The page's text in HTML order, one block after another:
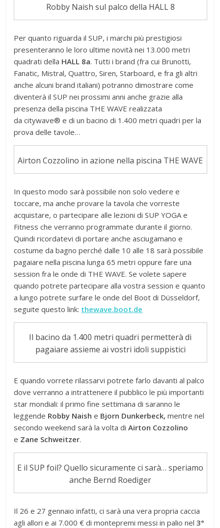
Robby Naish sul palco della HALL 8
Per quanto riguarda il SUP, i marchi più prestigiosi
presenteranno le loro ultime novità nei 13.000 metri
quadrati della HALL 8a. Tutti i brand (fra cui Brunotti,
Fanatic, Mistral, Quattro, Siren, Starboard, e fra gli altri
anche alcuni brand italiani) potranno dimostrare come
diventerà il SUP nei prossimi anni anche grazie alla
presenza della piscina THE WAVE realizzata
da citywave® e di un bacino di 1.400 metri quadri per la
prova delle tavole…
Airton Cozzolino in azione nella piscina THE WAVE
In questo modo sarà possibile non solo vedere e
toccare, ma anche provare la tavola che vorreste
acquistare, o partecipare alle lezioni di SUP YOGA e
Fitness che verranno programmate durante il giorno.
Quindi ricordatevi di portare anche asciugamano e
costume da bagno perché dalle 10 alle 18 sarà possibile
pagaiare nella piscina lunga 65 metri oppure fare una
session fra le onde di THE WAVE. Se volete sapere
quando potrete partecipare alla vostra session e quanto
a lungo potrete surfare le onde del Boot di Düsseldorf,
seguite questo link: thewave.boot.de
Il bacino da 1.400 metri quadri permetterà di
pagaiare assieme ai vostri idoli suppistici
E quando vorrete rilassarvi potrete farlo davanti al palco
dove verranno a intrattenere il pubblico le più importanti
star mondiali: il primo fine settimana di saranno le
leggende Robby Naish e Bjorn Dunkerbeck, mentre nel
secondo weekend sarà la volta diAirton Cozzolino
e Zane Schweitzer.
E il SUP foil? Quello sicuramente ci sarà… speriamo
anche Bernd Roediger
Il 26 e 27 gennaio infatti, ci sarà una vera propria caccia
agli allori e ai 7.000 € di montepremi messi in palio nel3°